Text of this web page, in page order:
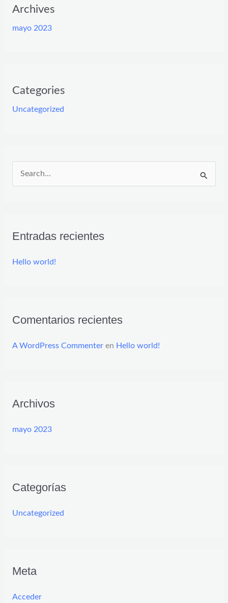
Archives
mayo 2023
Categories
Uncategorized
a
:
Entradas recientes
Hello world!
Comentarios recientes
A WordPress Commenteren Hello world!
Archivos
mayo 2023
Categorías
Uncategorized
Meta
Acceder